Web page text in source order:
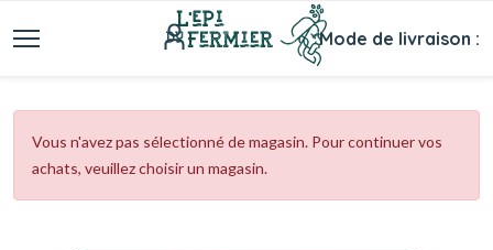
Mode de livraison :
Vous n'avez pas sélectionné de magasin. Pour continuer vos
achats, veuillez choisir un magasin.